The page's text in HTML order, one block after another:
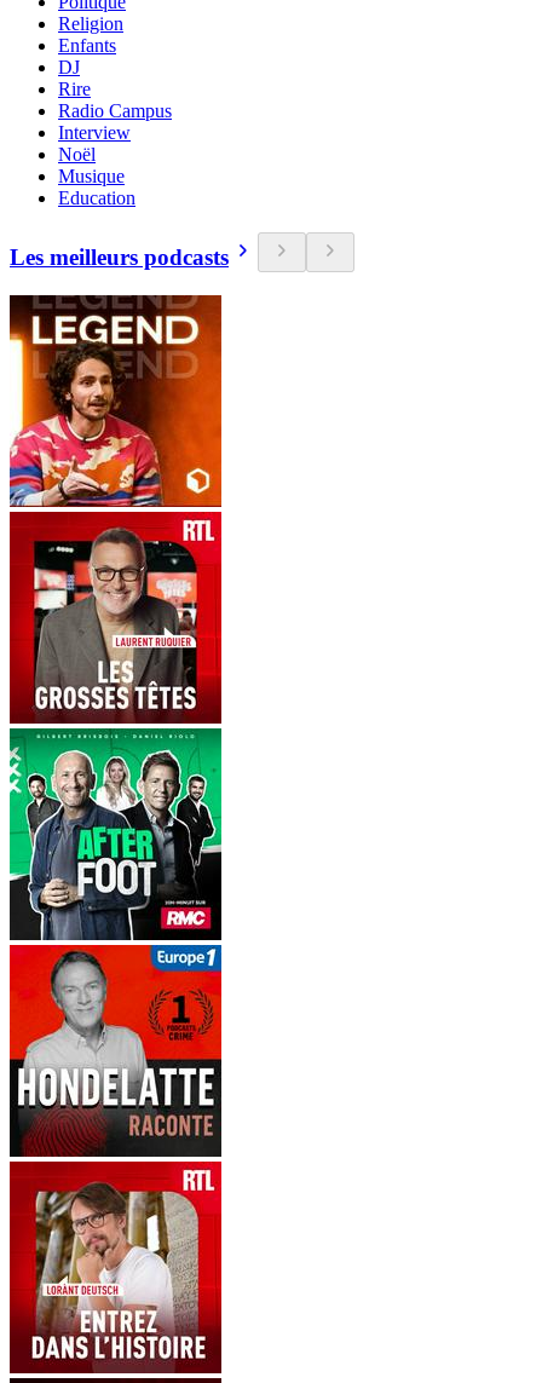
Religion
Enfants
DJ
Rire
Radio Campus
Interview
Noël
Musique
Education
Les meilleurs podcasts